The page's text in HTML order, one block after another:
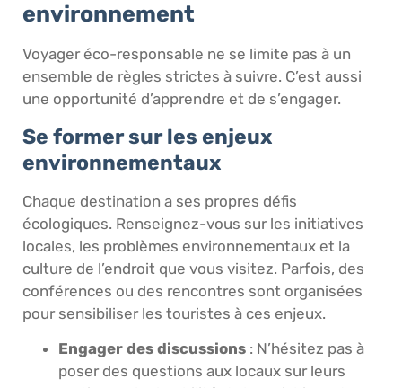
environnement
Voyager éco-responsable ne se limite pas à un
ensemble de règles strictes à suivre. C’est aussi
une opportunité d’apprendre et de s’engager.
Se former sur les enjeux
environnementaux
Chaque destination a ses propres défis
écologiques. Renseignez-vous sur les initiatives
locales, les problèmes environnementaux et la
culture de l’endroit que vous visitez. Parfois, des
conférences ou des rencontres sont organisées
pour sensibiliser les touristes à ces enjeux.
Engager des discussions : N’hésitez pas à
poser des questions aux locaux sur leurs